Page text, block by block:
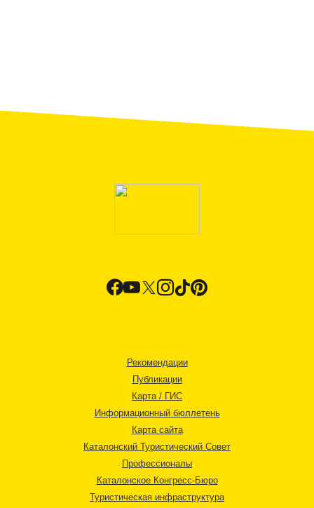
Рекомендации
Публикации
Карта / ГИС
Информационный бюллетень
Карта сайта
Каталонский Туристический Совет
Профессионалы
Каталонское Конгресс-Бюро
Туристическая инфраструктура